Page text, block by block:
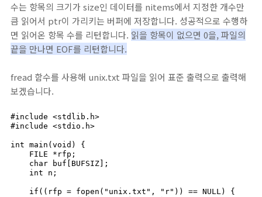
수는 항목의 크기가 size인 데이터를 nitems에서 지정한 개수만
큼 읽어서 ptr이 가리키는 버퍼에 저장합니다. 성공적으로 수행하
면 읽어온 항목 수를 리턴합니다. 읽을 항목이 없으면 0을, 파일의
끝을 만나면 EOF를 리턴합니다.
fread 함수를 사용해 unix.txt 파일을 읽어 표준 출력으로 출력해
보겠습니다.
#include <stdlib.h>
#include <stdio.h>
int main(void) {